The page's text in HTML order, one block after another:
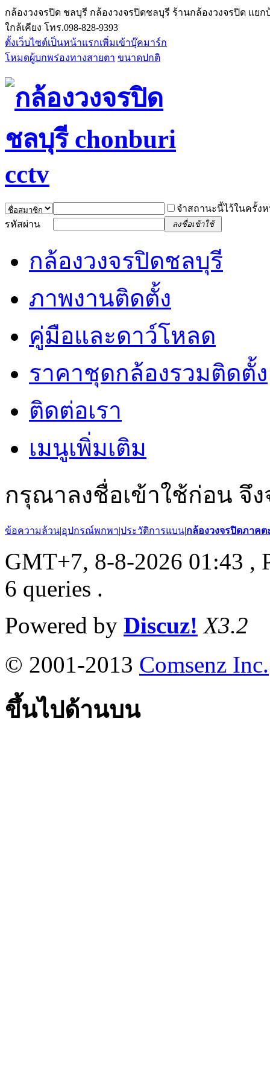
กล้องวงจรปิด ชลบุรี กล้องวงจรปิดชลบุรี ร้านกล้องวงจรปิด แ
ใกล้เคียง โทร.098-828-9393
ตั้งเว็บไซต์เป็นหน้าแรกเพิ่มเข้าบุ๊คมาร์ก
โหมดผู้บกพร่องทางสายตา ขนาดปกติ
จำสถานะนี้ไว้ในครั้ง
รหัสผ่าน
ลงชื่อเข้าใช้
กล้องวงจรปิดชลบุรี
ภาพงานติดตั้ง
คู่มือและดาว์โหลด
ราคาชุดกล้องรวมติดตั้ง
ติดต่อเรา
เมนูเพิ่มเติม
กรุณาลงชื่อเข้าใช้ก่อน จึ
ข้อความล้วน|อุปกรณ์พกพา|ประวัติการแบน|กล้องวงจรปิดภาค
GMT+7, 8-8-2026 01:43 ,
6 queries .
Powered by Discuz! X3.2
© 2001-2013 Comsenz Inc.
ขึ้นไปด้านบน